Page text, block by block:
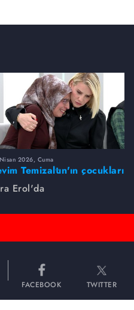
2026, Cuma
Temizaltın'ın çocukları
Erol'da
FACEBOOK TWITTER